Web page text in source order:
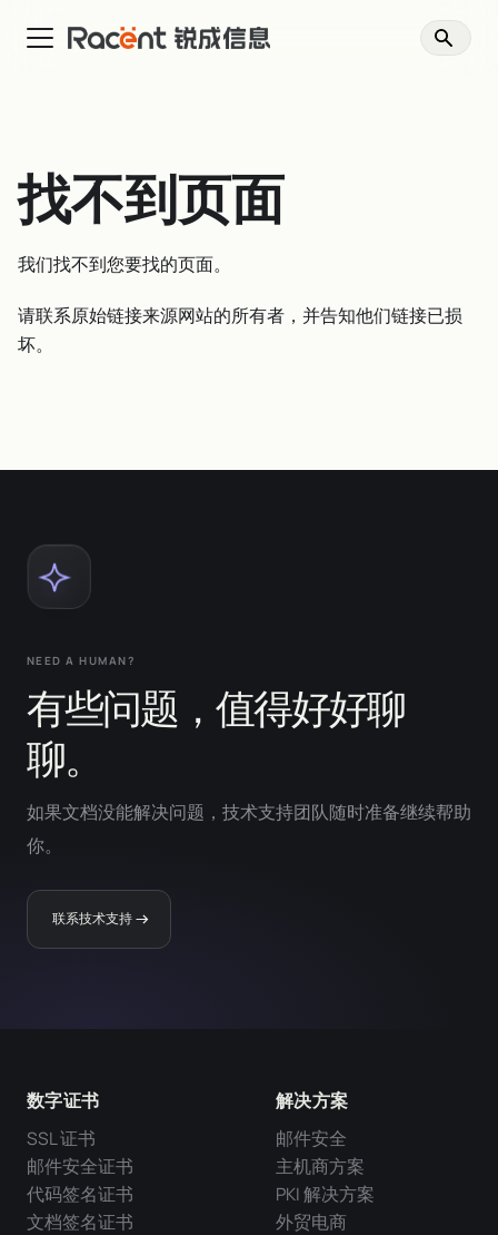
找不到页面
我们找不到您要找的页面。
请联系原始链接来源网站的所有者，并告知他们链接已损
坏。
NEED A HUMAN?
有些问题，值得好好聊
聊。
如果文档没能解决问题，技术支持团队随时准备继续帮助
你。
联系技术支持
数字证书
SSL 证书
邮件安全证书
代码签名证书
文档签名证书
解决方案
邮件安全
主机商方案
PKI 解决方案
外贸电商